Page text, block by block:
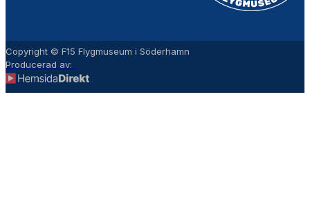
Copyright © F15 Flygmuseum i Söderhamn
Producerad av: